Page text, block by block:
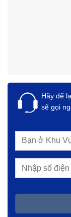
Hãy để
sẽ gọi